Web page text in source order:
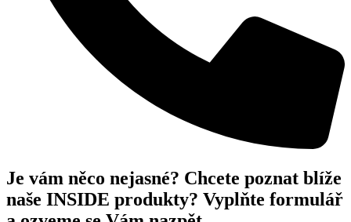
Je vám něco nejasné? Chcete poznat blíže
naše INSIDE produkty? Vyplňte formulář